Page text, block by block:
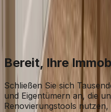
Strategie, Kosten, Stile
Staging — alles an einem
Leitfaden öffnen
Bereit, Ihre
Schließen Sie sich
und Eigentümern an, die
Renovierungstools